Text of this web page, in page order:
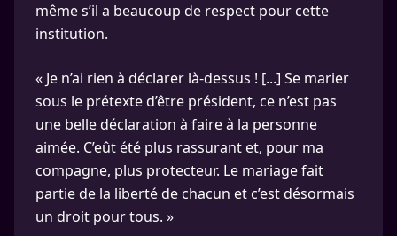
même s’il a beaucoup de respect pour cette
institution.
« Je n’ai rien à déclarer là-dessus ! [...] Se marier
sous le prétexte d’être président, ce n’est pas
une belle déclaration à faire à la personne
aimée. C’eût été plus rassurant et, pour ma
compagne, plus protecteur. Le mariage fait
partie de la liberté de chacun et c’est désormais
un droit pour tous. »